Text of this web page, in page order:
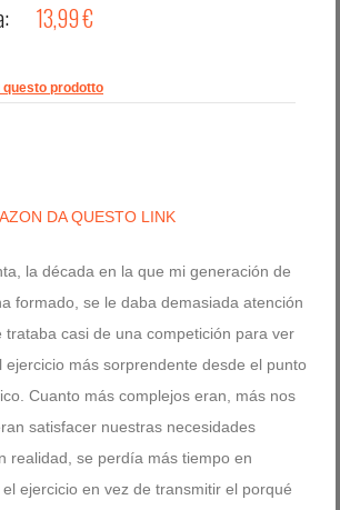
13,99 €
questo prodotto
DA QUESTO LINK
la década en la que mi generación de
formado, se le daba demasiada atención
trataba casi de una competición para ver
ejercicio más sorprendente desde el punto
Cuanto más complejos eran, más nos
satisfacer nuestras necesidades
realidad, se perdía más tiempo en
ejercicio en vez de transmitir el porqué